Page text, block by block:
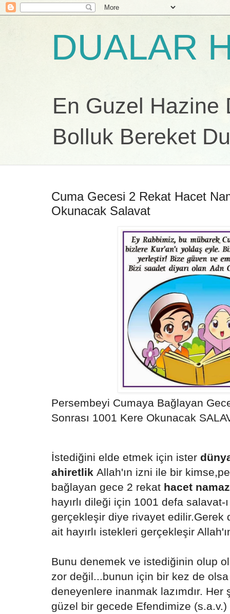
DUALAR
En Guzel Hazine
Bolluk Bereket
Cuma Gecesi 2 Rekat Hacet
Okunacak Salavat
Persembeyi Cumaya Bağlayan
Sonrası 1001 Kere Okunacak
İstediğini elde etmek için ister
ahiretlik Allah'ın izni ile bir
bağlayan gece 2 rekat hacet
hayırlı dileği için 1001 defa
gerçekleşir diye rivayet edilir.Gerek
ait hayırlı istekleri gerçekleşir
Bunu denemek ve istediğinin olup
zor değil...bunun için bir kez de
deneyenlere inanmak lazımdır.
güzel bir gecede Efendimize